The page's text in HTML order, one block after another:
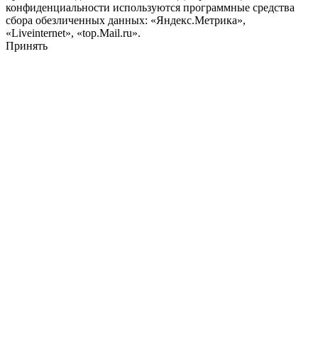
конфиденциальности используются программные средства
сбора обезличенных данных: «Яндекс.Метрика»,
«Liveinternet», «top.Mail.ru».
Принять